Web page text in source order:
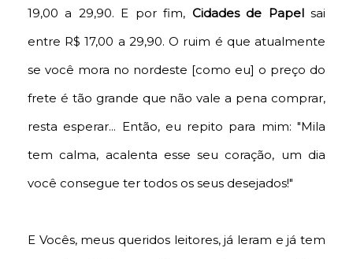
19,00 a 29,90. E por fim, Cidades de Papelsai
entre R$ 17,00 a 29,90. O ruim é que atualmente
se você mora no nordeste [como eu] o preço do
frete é tão grande que não vale a pena comprar,
resta esperar... Então, eu repito para mim: "Mila
tem calma, acalenta esse seu coração, um dia
você consegue ter todos os seus desejados!"
E Vocês, meus queridos leitores, já leram e já tem